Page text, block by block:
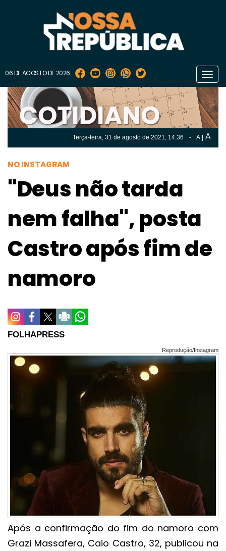
06 DE AGOSTO DE 2026
Terça-feira, 31 de agosto de 2021, 14:36 - A A
NO INSTAGRAM
"Deus não tarda
nem falha", posta
Castro após fim de
namoro
FOLHAPRESS
Reprodução/Instagram
Após a confirmação do fim do namoro com
Grazi Massafera, Caio Castro, 32, publicou na